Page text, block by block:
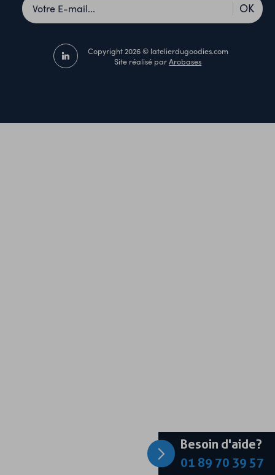
OK
Copyright 2026 © latelierdugoodies.com
Site réalisé parArobases
Besoin d'aide?
01 89 70 39 57